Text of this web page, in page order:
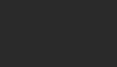
Community mit & bin
rund um Discord &
SMJ und somit in der